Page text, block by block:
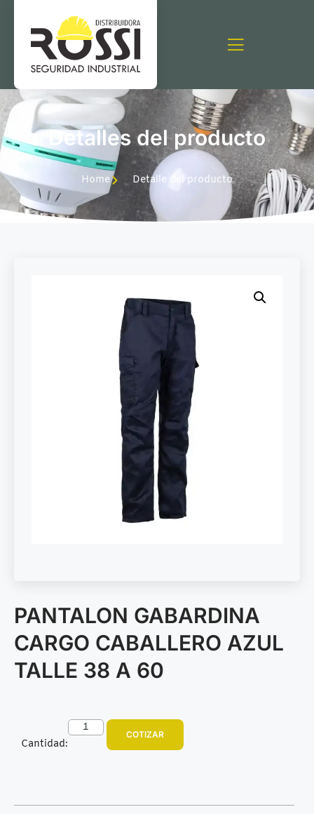
Detalles del producto
Home Detalle del producto
PANTALON GABARDINA
CARGO CABALLERO AZUL
TALLE 38 A 60
Cantidad:
COTIZAR